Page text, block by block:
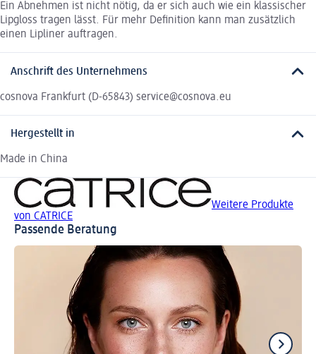
Ein Abnehmen ist nicht nötig, da er sich auch wie ein klassischer
Lipgloss tragen lässt. Für mehr Definition kann man zusätzlich
einen Lipliner auftragen.
Anschrift des Unternehmens
cosnova Frankfurt (D-65843) service@cosnova.eu
Hergestellt in
Made in China
Weitere Produkte
von CATRICE
Passende Beratung